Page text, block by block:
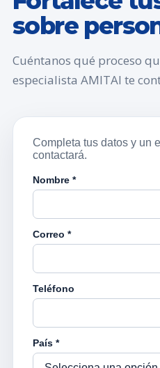
sobre
Cuéntanos qué proceso
especialista AMITAI te